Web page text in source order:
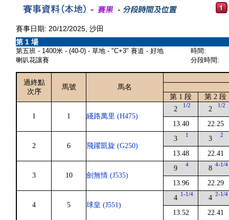
賽事日期: 20/12/2025, 沙田
第 1 場
第五班 - 1400米 - (40-0) - 草地 - "C+3" 賽道 - 好地
喇叭花讓賽
時間:
分段時間:
過終點
次序
馬號
馬名
第 1 段
第 2 段
1 1 綫路萬里 (H475)
2 1/2
13.40
2 1/2
22.25
2 6 飛躍凱旋 (G250)
3 1
13.48
3 2
22.41
3 10 劍無情 (J535)
9 4
13.96
8 4-1/4
22.29
4 5 球皇 (J551)
4 1-1/4
13.52
4 2-1/4
22.41